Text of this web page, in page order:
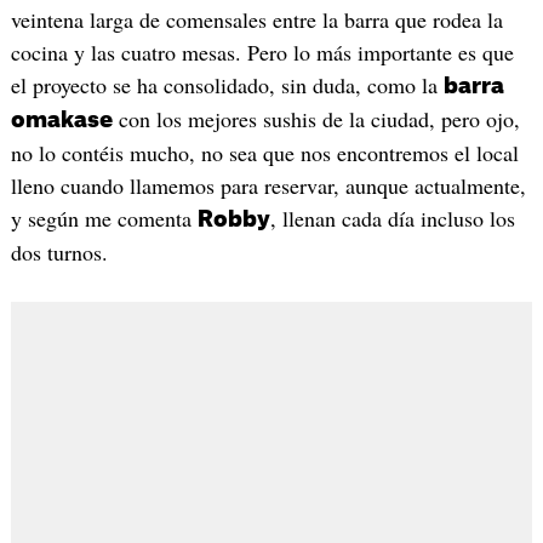
veintena larga de comensales entre la barra que rodea la
cocina y las cuatro mesas. Pero lo más importante es que
el proyecto se ha consolidado, sin duda, como la barra
omakasecon los mejores sushis de la ciudad, pero ojo,
no lo contéis mucho, no sea que nos encontremos el local
lleno cuando llamemos para reservar, aunque actualmente,
y según me comenta Robby, llenan cada día incluso los
dos turnos.